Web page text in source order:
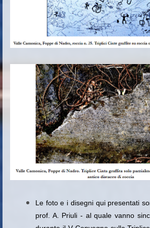
Le foto e i disegni qui presentati
prof. A. Priuli - al quale vanno